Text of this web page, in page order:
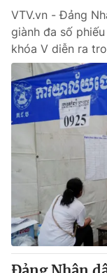
Photo
Video
VTV Money
VTV Sức khoẻ
Thị trường 24h
VTV4
VTV9
VTV.vn - Đảng
giành đa số
khóa V diễn ra